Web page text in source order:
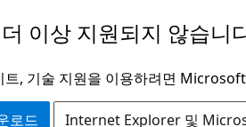
이상 지원되지 않습니
트, 기술 지원을 이용하려면
로드 Internet Explorer 및